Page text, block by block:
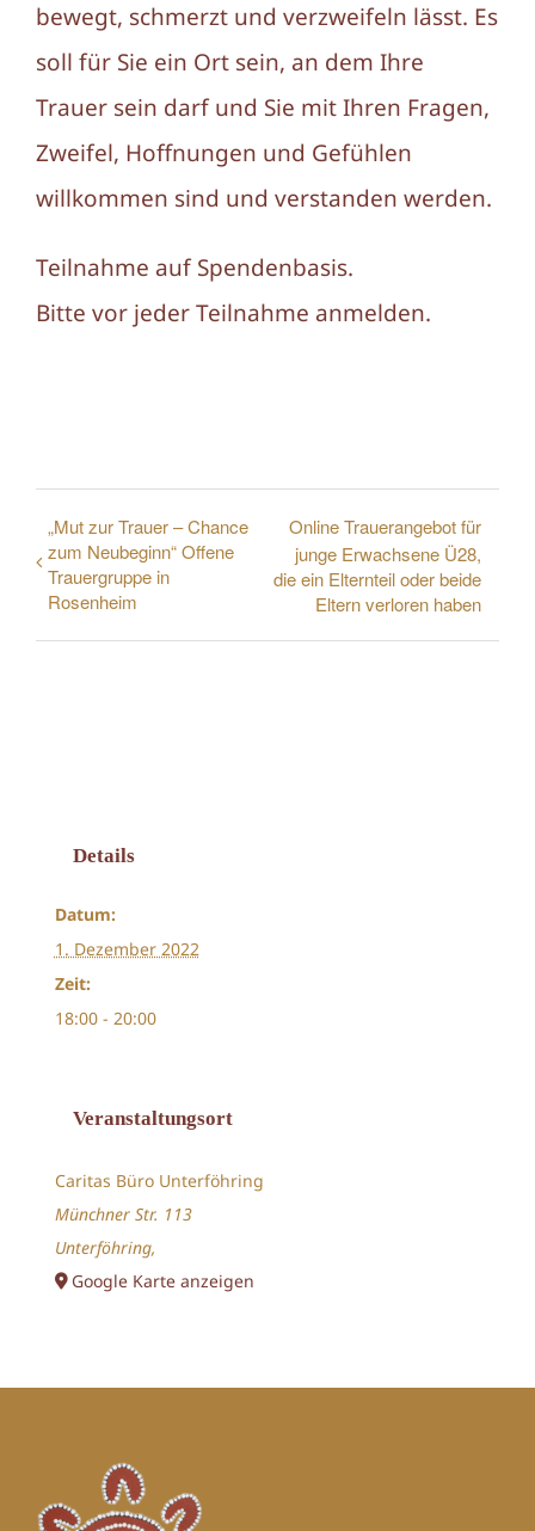
bewegt, schmerzt und verzweifeln lässt. Es
soll für Sie ein Ort sein, an dem Ihre
Trauer sein darf und Sie mit Ihren Fragen,
Zweifel, Hoffnungen und Gefühlen
willkommen sind und verstanden werden.
Teilnahme auf Spendenbasis.
Bitte vor jeder Teilnahme anmelden.
„Mut zur Trauer – Chance
zum Neubeginn“ Offene
Trauergruppe in
Rosenheim
Online Trauerangebot für
junge Erwachsene Ü28,
die ein Elternteil oder beide
Eltern verloren haben
Details
Datum:
1. Dezember 2022
Zeit:
18:00 - 20:00
Veranstaltungsort
Caritas Büro Unterföhring
Münchner Str. 113
Unterföhring,
Google Karte anzeigen